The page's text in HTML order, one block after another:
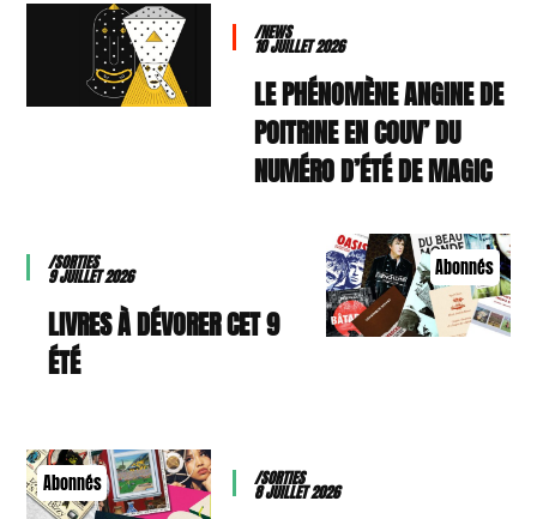
/NEWS
10 JUILLET 2026
LE PHÉNOMÈNE ANGINE DE
POITRINE EN COUV’ DU
NUMÉRO D’ÉTÉ DE MAGIC
Abonnés
/SORTIES
9 JUILLET 2026
9 LIVRES À DÉVORER CET
ÉTÉ
Abonnés /SORTIES
8 JUILLET 2026